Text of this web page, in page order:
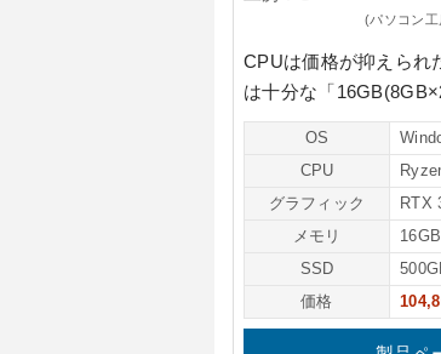
(パソコン工
CPUは価格が抑えられ
は十分な 「
OS
CPU
グラフィック
RTX
メモリ
SSD
価格